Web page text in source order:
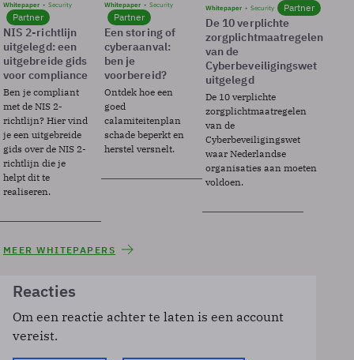
Whitepaper Security
Partner
NIS 2-richtlijn
uitgelegd: een
uitgebreide gids
voor compliance
Ben je compliant
met de NIS 2-
richtlijn? Hier vind
je een uitgebreide
gids over de NIS 2-
richtlijn die je
helpt dit te
realiseren.
Whitepaper Security
Partner
Een storing of
cyberaanval:
ben je
voorbereid?
Ontdek hoe een
goed
calamiteitenplan
schade beperkt en
herstel versnelt.
Whitepaper Security Partner
De 10 verplichte
zorgplichtmaatregelen
van de
Cyberbeveiligingswet
uitgelegd
De 10 verplichte
zorgplichtmaatregelen
van de
Cyberbeveiligingswet
waar Nederlandse
organisaties aan moeten
voldoen.
MEER WHITEPAPERS
Reacties
Om een reactie achter te laten is een account
vereist.